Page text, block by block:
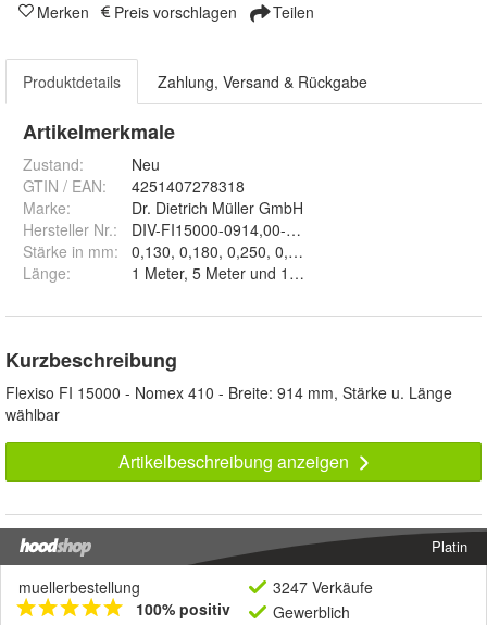
Merken Preis vorschlagen Teilen
Produktdetails Zahlung, Versand & Rückgabe
Artikelmerkmale
Zustand:
Neu
GTIN / EAN:
4251407278318
Marke:
Dr. Dietrich Müller GmbH
Hersteller Nr.:
DIV-FI15000-0914,00-DIV
Stärke in mm:
Länge: 1 Meter, 5 Meter und 10 Meter
Kurzbeschreibung
Flexiso FI 15000 - Nomex 410 - Breite: 914 mm, Stärke u. Länge
wählbar
Artikelbeschreibung anzeigen
Platin
muellerbestellung
100% positiv
3247 Verkäufe
Gewerblich